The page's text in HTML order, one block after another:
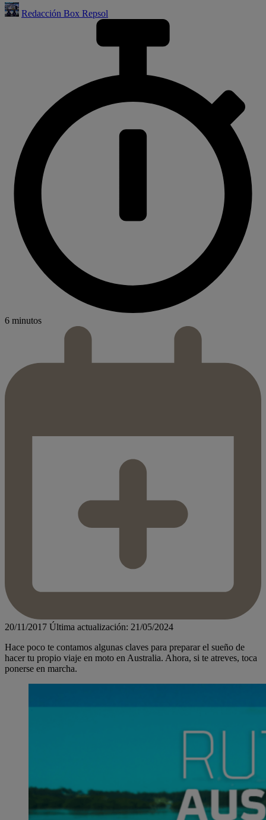
Redacción Box Repsol
6 minutos
20/11/2017 Última actualización: 21/05/2024
Hace poco te contamos algunas claves para preparar el sueño de
hacer tu propio viaje en moto en Australia. Ahora, si te atreves, toca
ponerse en marcha.